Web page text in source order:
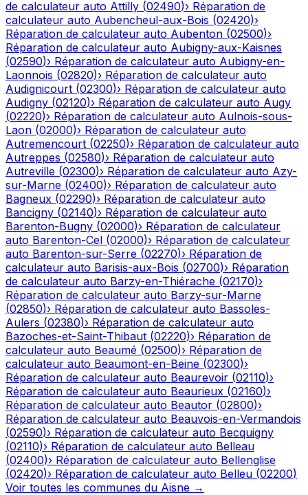
de calculateur auto Attilly (02490)› Réparation de
calculateur auto Aubencheul-aux-Bois (02420)›
Réparation de calculateur auto Aubenton (02500)›
Réparation de calculateur auto Aubigny-aux-Kaisnes
(02590)› Réparation de calculateur auto Aubigny-en-
Laonnois (02820)› Réparation de calculateur auto
Audignicourt (02300)› Réparation de calculateur auto
Audigny (02120)› Réparation de calculateur auto Augy
(02220)› Réparation de calculateur auto Aulnois-sous-
Laon (02000)› Réparation de calculateur auto
Autremencourt (02250)› Réparation de calculateur auto
Autreppes (02580)› Réparation de calculateur auto
Autreville (02300)› Réparation de calculateur auto Azy-
sur-Marne (02400)› Réparation de calculateur auto
Bagneux (02290)› Réparation de calculateur auto
Bancigny (02140)› Réparation de calculateur auto
Barenton-Bugny (02000)› Réparation de calculateur
auto Barenton-Cel (02000)› Réparation de calculateur
auto Barenton-sur-Serre (02270)› Réparation de
calculateur auto Barisis-aux-Bois (02700)› Réparation
de calculateur auto Barzy-en-Thiérache (02170)›
Réparation de calculateur auto Barzy-sur-Marne
(02850)› Réparation de calculateur auto Bassoles-
Aulers (02380)› Réparation de calculateur auto
Bazoches-et-Saint-Thibaut (02220)› Réparation de
calculateur auto Beaumé (02500)› Réparation de
calculateur auto Beaumont-en-Beine (02300)›
Réparation de calculateur auto Beaurevoir (02110)›
Réparation de calculateur auto Beaurieux (02160)›
Réparation de calculateur auto Beautor (02800)›
Réparation de calculateur auto Beauvois-en-Vermandois
(02590)› Réparation de calculateur auto Becquigny
(02110)› Réparation de calculateur auto Belleau
(02400)› Réparation de calculateur auto Bellenglise
(02420)› Réparation de calculateur auto Belleu (02200)
Voir toutes les communes du Aisne →